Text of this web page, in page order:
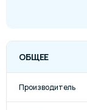
ОБЩЕЕ
Производитель